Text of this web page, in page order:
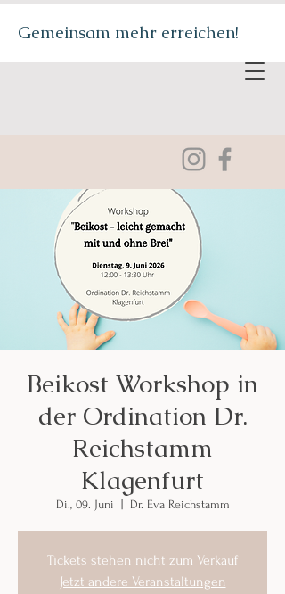
Gemeinsam mehr erreichen!
Beikost Workshop in
der Ordination Dr.
Reichstamm
Klagenfurt
Di., 09. Juni Dr. Eva Reichstamm
Tickets stehen nicht zum Verkauf
Jetzt andere Veranstaltungen